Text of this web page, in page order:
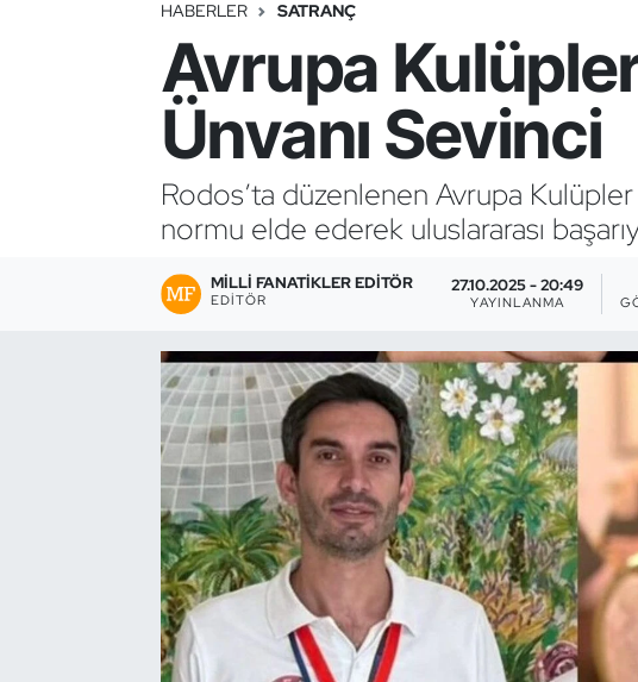
HABERLER SATRANÇ
Avrupa Kulüpler
Ünvanı Sevinci
Rodos’ta düzenlenen Avrupa
normu elde ederek uluslararası
MILLI FANATIKLER EDITÖR
EDITÖR
27.10.2025 - 20:49
YAYINLANMA
Bocce Bowling Dart
Buz Hokeyi
Buz Pateni
Çim Hokeyi
Cimnastik